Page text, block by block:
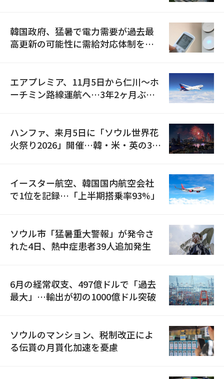
韓国政府、猛暑で電力需要が過去最
高更新の可能性に需給対応体制を点
エアプレミア、11月5日から仁川〜ホ
ーチミン路線運航へ…3年2ヶ月ぶり
ハンファ、来月5日に「ソウル世界花
火祭り2026」開催…韓・米・英の3カ
イースター航空、韓国国内航空会社
で1位を記録…「上半期搭乗率93%」
ソウル市「猛暑重大警報」が発令さ
れた4日、熱中症患者39人追加発生
6月の経常収支、497億ドルで「過去
最大」…輸出が初の1000億ドル突破
ソウルのマンション、税制改正によ
る伝貰の月貰化加速を憂慮